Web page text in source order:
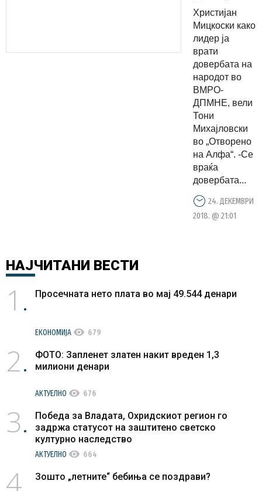
на
народот
во ВМРО-
ДПМНЕ
Христијан
Мицкоски како
лидер ја
врати
довербата на
народот во
ВМРО-
ДПМНЕ, вели
Тони
Михајловски
во „Отворено
на Алфа“. -Се
враќа
довербата...
24. ДЕКЕМВРИ
2018. @ 21:01
НАЈЧИТАНИ ВЕСТИ
1 Просечната нето плата во мај 49.544 денари
ЕКОНОМИЈА visibility 679
2
ФОТО: Запленет златен накит вреден 1,3
милиони денари
АКТУЕЛНО visibility 676
3
Победа за Владата, Охридскиот регион го
задржа статусот на заштитено светско
културно наследство
АКТУЕЛНО visibility 664
4 Зошто „летните“ бебиња се поздрави?